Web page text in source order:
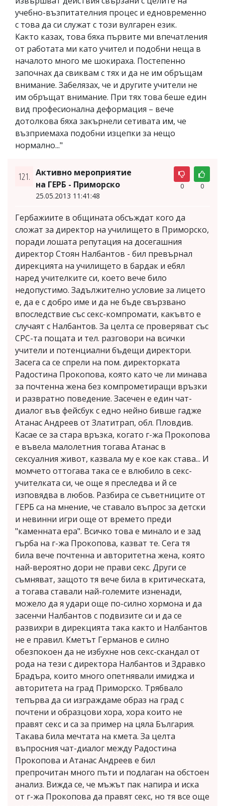
учебно-възпитателния процес и едновременно
с това да си служат с този вулгарен език.
Както казах, това бяха първите ми впечатления
от работата ми като учител и подобни неща в
началото много ме шокираха. Постепенно
започнах да свиквам с тях и да не им обръщам
внимание. Забелязах, че и другите учители не
им обръщат внимание. При тях това беше един
вид професионална деформация – вече
дотолкова бяха закърнели сетивата им, че
възприемаха подобни изцепки за нещо
нормално..."
121. Активно мероприятие
на ГЕРБ - Приморско
25.05.2013 11:41:48
0 0
Гербажиите в общината обсъждат кого да
сложат за директор на училището в Приморско,
поради лошата репутация на досегашния
директор Стоян Налбантов - бил превърнал
дирекцията на училището в бардак и ебял
наред учителките си, което вече било
недопустимо. Задължително условие за лицето
е, да е с добро име и да не бъде свързвано
впоследствие със секс-компромати, какъвто е
случаят с Налбантов. За целта се проверяват със
СРС-та пощата и тел. разговори на всички
учители и потенциални бъдещи директори.
Засега са се спрели на пом. директорката
Радостина Прокопова, която като че ли минава
за почтенна жена без компрометиращи връзки
и развратно поведение. Засечен е един чат-
диалог във фейсбук с едно нейно бивше гадже
Атанас Андреев от Златитрап, обл. Пловдив.
Касае се за стара връзка, когато г-жа Прокопова
е въвела малолетния тогава Атанас в
сексуалния живот, казвала му е кое как става... И
момчето оттогава така се е влюбило в секс-
учителката си, че още я преследва и й се
изповядва в любов. Разбира се съветниците от
ГЕРБ са на мнение, че ставало въпрос за детски
и невинни игри още от времето преди
"каменната ера". Всичко това е минало и е зад
гърба на г-жа Прокопова, казват те. Сега тя
била вече почтенна и авторитетна жена, която
най-вероятно дори не прави секс. Други се
съмняват, защото тя вече била в критическата,
а тогава ставали най-големите изненади,
можело да я удари още по-силно хормона и да
засенчи Налбантов с подвизите си и да се
развихри в дирекцията така както и Налбантов
не е правил. Кметът Германов е силно
обезпокоен да не избухне нов секс-скандал от
рода на тези с директора Налбантов и Здравко
Брадъра, които много опетнявали имиджа и
авторитета на град Приморско. Трябвало
тепърва да си изграждаме образ на град с
почтени и образцови хора, хора които не
правят секс и са за пример на цяла България.
Такава била мечтата на кмета. За целта
въпросния чат-диалог между Радостина
Прокопова и Атанас Андреев е бил
препрочитан много пъти и подлаган на обстоен
анализ. Вижда се, че мъжът пак напира и иска
от г-жа Прокопова да правят секс, но тя все още